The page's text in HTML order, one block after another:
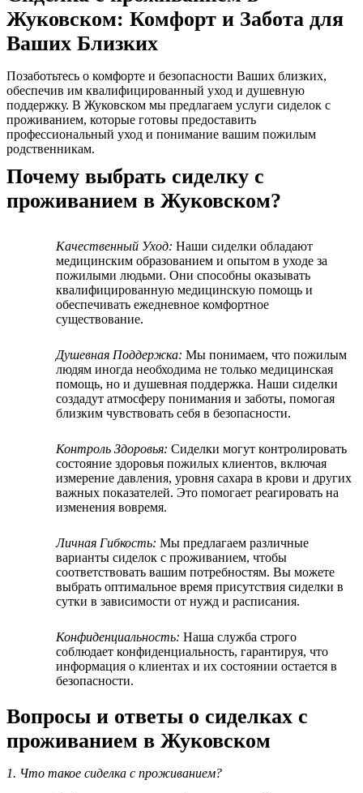
Жуковском: Комфорт и Забота для
Ваших Близких
Позаботьтесь о комфорте и безопасности Ваших близких,
обеспечив им квалифицированный уход и душевную
поддержку. В Жуковском мы предлагаем услуги сиделок с
проживанием, которые готовы предоставить
профессиональный уход и понимание вашим пожилым
родственникам.
Почему выбрать сиделку с
проживанием в Жуковском?
Качественный Уход: Наши сиделки обладают
медицинским образованием и опытом в уходе за
пожилыми людьми. Они способны оказывать
квалифицированную медицинскую помощь и
обеспечивать ежедневное комфортное
существование.
Душевная Поддержка: Мы понимаем, что пожилым
людям иногда необходима не только медицинская
помощь, но и душевная поддержка. Наши сиделки
создадут атмосферу понимания и заботы, помогая
близким чувствовать себя в безопасности.
Контроль Здоровья: Сиделки могут контролировать
состояние здоровья пожилых клиентов, включая
измерение давления, уровня сахара в крови и других
важных показателей. Это помогает реагировать на
изменения вовремя.
Личная Гибкость: Мы предлагаем различные
варианты сиделок с проживанием, чтобы
соответствовать вашим потребностям. Вы можете
выбрать оптимальное время присутствия сиделки в
сутки в зависимости от нужд и расписания.
Конфиденциальность: Наша служба строго
соблюдает конфиденциальность, гарантируя, что
информация о клиентах и их состоянии остается в
безопасности.
Вопросы и ответы о сиделках с
проживанием в Жуковском
1. Что такое сиделка с проживанием?